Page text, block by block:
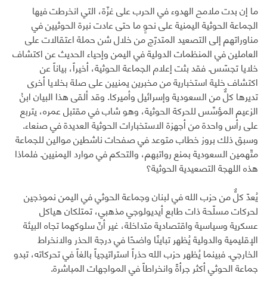
ما إن بدت ملامح الهدوء في الحرب على غزّة، التي انخرطت فيها
الجماعة الحوثية اليمنية على نحوٍ ما حتى عادت نبرة الحوثيين في
مناوراتهم إلى التصعيد المتدرّج من خلال شن حملة اعتقالات على
العاملين في المنظمات الدولية في اليمن وإحياء الحديث عن اكتشاف
خلايا تجسّس. فقد بثت إعلام الجماعة الحوثية، أخيراً، بياناً عن
اكتشاف خلية استخبارية من مخبرين يمنيين على صلة بخلايا أخرى
تديرها كلٌّ من السعودية وإسرائيل وأميركا. وقد ألقى هذا البيان ابنُ
الزعيم المؤسِّس للحركة الحوثية، وهو شاب في مقتبل عمره، يتربع
على رأس واحدة من أجهزة الاستخبارات الحوثية العديدة في صنعاء.
وسبق ذلك بروز خطاب متوعد في صفحات ناشطين موالين للجماعة
متّهمين السعودية بمنع رواتبهم، والتحكم في موارد اليمنيين. فلماذا
هذه اللهجة التصعيدية الحوثية؟
يُعدّ كلٌّ من حزب الله في لبنان وجماعة الحوثي في اليمن نموذجين
لحركات مسلّحة ذات طابع أيديولوجي مذهبي، تمتلكان هياكل
عسكرية وسياسية واقتصادية متداخلة، غير أنّ سلوكهما تجاه البيئة
الإقليمية والدولية يُظهر تباينًا واضحًا في درجة الحذر والانخراط
الخارجي. فبينما يُظهر حزب الله حذراً استراتيجياً بالغاً في تحركاته، تبدو
جماعة الحوثي أكثر جرأةً وانخراطاً في المواجهات المباشرة.